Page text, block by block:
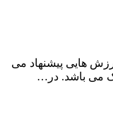
هایی پیشنهاد می
می باشد. در…